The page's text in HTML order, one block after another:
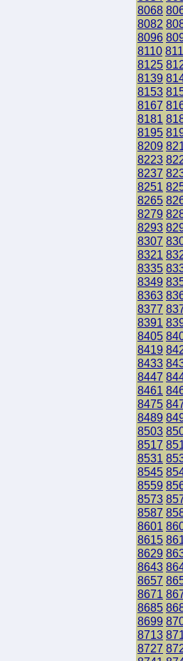
8068
8082
8096
8110
8125
8139
8153
8167
8181
8195
8209
8223
8237
8251
8265
8279
8293
8307
8321
8335
8349
8363
8377
8391
8405
8419
8433
8447
8461
8475
8489
8503
8517
8531
8545
8559
8573
8587
8601
8615
8629
8643
8657
8671
8685
8699
8713
8727